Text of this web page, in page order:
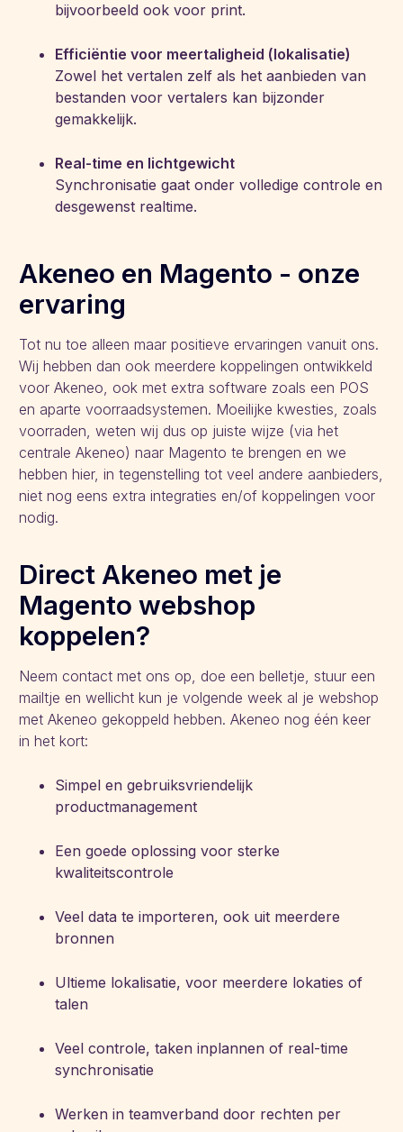
bijvoorbeeld ook voor print.
Efficiëntie voor meertaligheid (lokalisatie)
Zowel het vertalen zelf als het aanbieden van
bestanden voor vertalers kan bijzonder
gemakkelijk.
Real-time en lichtgewicht
Synchronisatie gaat onder volledige controle en
desgewenst realtime.
Akeneo en Magento - onze
ervaring
Tot nu toe alleen maar positieve ervaringen vanuit ons.
Wij hebben dan ook meerdere koppelingen ontwikkeld
voor Akeneo, ook met extra software zoals een POS
en aparte voorraadsystemen. Moeilijke kwesties, zoals
voorraden, weten wij dus op juiste wijze (via het
centrale Akeneo) naar Magento te brengen en we
hebben hier, in tegenstelling tot veel andere aanbieders,
niet nog eens extra integraties en/of koppelingen voor
nodig.
Direct Akeneo met je
Magento webshop
koppelen?
Neem contact met ons op, doe een belletje, stuur een
mailtje en wellicht kun je volgende week al je webshop
met Akeneo gekoppeld hebben. Akeneo nog één keer
in het kort:
Simpel en gebruiksvriendelijk
productmanagement
Een goede oplossing voor sterke
kwaliteitscontrole
Veel data te importeren, ook uit meerdere
bronnen
Ultieme lokalisatie, voor meerdere lokaties of
talen
Veel controle, taken inplannen of real-time
synchronisatie
Werken in teamverband door rechten per